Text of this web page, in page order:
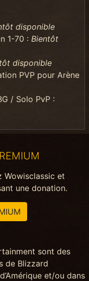
disponible
1-70 : Bientôt
disponible
PVP pour Arène
/ Solo PvP :
Wowisclassic et
une donation.
sont des
de Blizzard
et/ou dans